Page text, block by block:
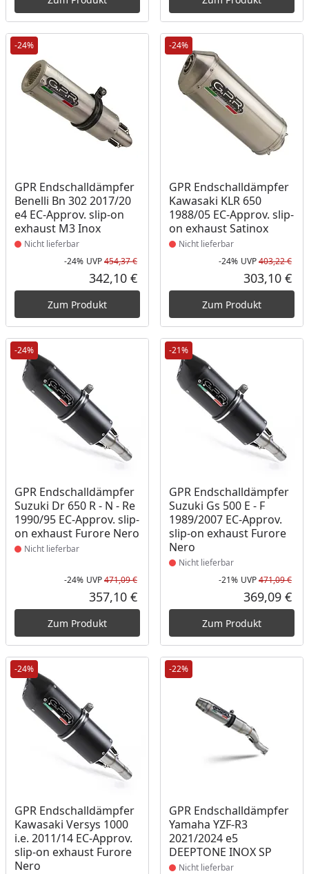
-24%
GPR Endschalldämpfer
Benelli Bn 302 2017/20
e4 EC-Approv. slip-on
exhaust M3 Inox
Produkt nicht lieferbar
Nicht lieferbar
Rabatt in Prozent
-24%
Ursprünglicher Preis
UVP454,37 €
Aktueller Preis
342,10 €
Zum Produkt
-24%
GPR Endschalldämpfer
Kawasaki KLR 650
1988/05 EC-Approv. slip-
on exhaust Satinox
Produkt nicht lieferbar
Nicht lieferbar
-24% UVP403,22 €
303,10 €
Zum Produkt
-24%
GPR Endschalldämpfer
Suzuki Dr 650 R - N - Re
1990/95 EC-Approv. slip-
on exhaust Furore Nero
Produkt nicht lieferbar
Nicht lieferbar
Rabatt in Prozent
-24%
Ursprünglicher Preis
UVP471,09 €
Aktueller Preis
357,10 €
Zum Produkt
-21%
GPR Endschalldämpfer
Suzuki Gs 500 E - F
1989/2007 EC-Approv.
slip-on exhaust Furore
Nero
Produkt nicht lieferbar
Nicht lieferbar
-21% UVP471,09 €
369,09 €
Zum Produkt
-24%
GPR Endschalldämpfer
Kawasaki Versys 1000
i.e. 2011/14 EC-Approv.
slip-on exhaust Furore
Nero
Produkt nicht lieferbar
-22%
GPR Endschalldämpfer
Yamaha YZF-R3
2021/2024 e5
DEEPTONE INOX SP
Produkt nicht lieferbar
Nicht lieferbar